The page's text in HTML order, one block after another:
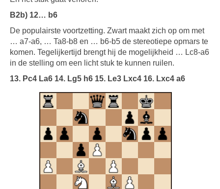
B2b) 12… b6
De populairste voortzetting. Zwart maakt zich op om met
… a7-a6, … Ta8-b8 en … b6-b5 de stereotiepe opmars te
komen. Tegelijkertijd brengt hij de mogelijkheid … Lc8-a6
in de stelling om een licht stuk te kunnen ruilen.
13. Pc4 La6 14. Lg5 h6 15. Le3 Lxc4 16. Lxc4 a6